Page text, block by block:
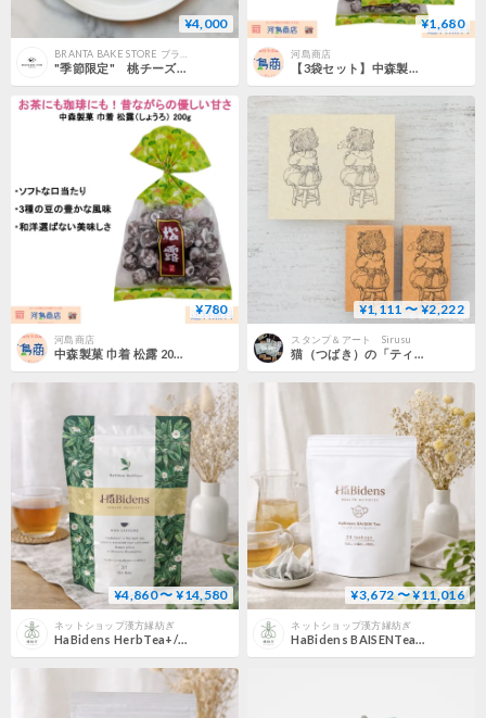
¥4,000
"季節限定" 桃チーズケーキ 1本
¥1,680
河島商店
【3袋セット】中森製菓 巾着 松露 200g 半生菓子 あんこ お茶請け 懐かしい味 和菓子
¥780
河島商店
中森製菓 巾着 松露 200g 半生菓子 あんこ お茶請け 懐かしい味 和菓子
¥1,111 〜 ¥2,222
スタンプ＆アート Sirusu
猫（つばき）の「ティータイム」（左）＆「ほっと一息」（右）
¥4,860 〜 ¥14,580
ネットショップ漢方縁紡ぎ
HaBidens HerbTea+/ハービデンス ハーブティープラス【31包タイプ】
¥3,672 〜 ¥11,016
ネットショップ漢方縁紡ぎ
HaBidens BAISENTea/ハービデンス バイセンティー【24包タイプ】